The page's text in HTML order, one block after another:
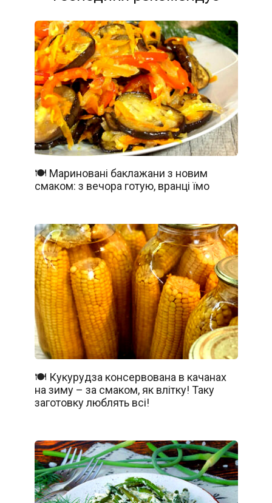
🍽️ Мариновані баклажани з новим
смаком: з вечора готую, вранці їмо
🍽️ Кукурудза консервована в качанах
на зиму – за смаком, як влітку! Таку
заготовку люблять всі!